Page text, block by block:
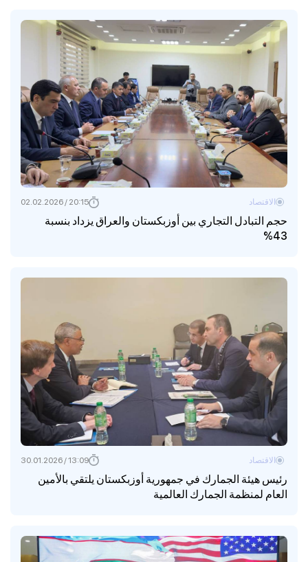
حجم التبادل التجاري بين أوزبكستان والعراق يزداد بنسبة
43%
الاقتصاد 20:15 / 02.02.2026
رئيس هيئة الجمارك في جمهورية أوزبكستان يلتقي بالأمين
العام لمنظمة الجمارك العالمية
الاقتصاد 13:09 / 30.01.2026